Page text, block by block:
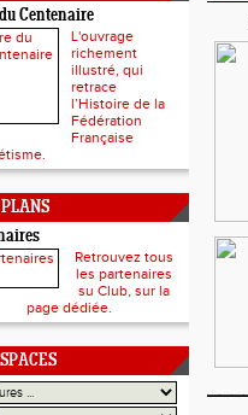
Centenaire
L'ouvrage
richement
illustré, qui
retrace
l’Histoire de la
Fédération
Française
PLANS
Retrouvez tous
les partenaires
su Club, sur la
page dédiée.